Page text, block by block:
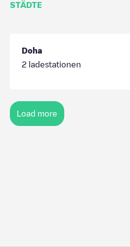
STÄDTE
Doha
2 ladestationen
Load more